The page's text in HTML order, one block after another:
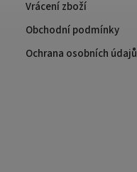
Vrácení zboží
Obchodní podmínky
Ochrana osobních údajů